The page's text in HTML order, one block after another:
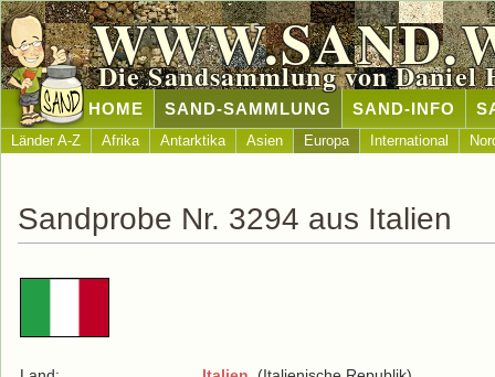
Die Sandsammlung von Daniel
HOME SAND-SAMMLUNG SAND-INFO
Länder A-Z Afrika Antarktika Asien Europa International
Sandprobe Nr. 3294 aus Italien